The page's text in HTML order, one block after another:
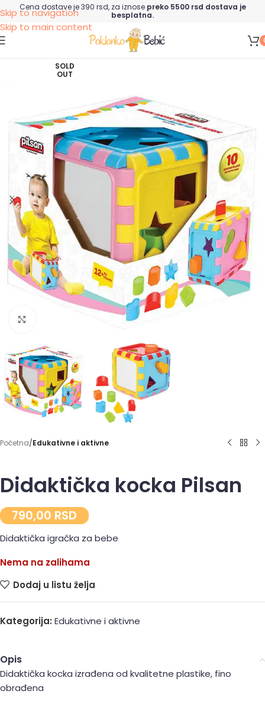
Skip to navigation
Skip to main content
Cena dostave je 390 rsd, za iznose preko 5500 rsd dostava je
besplatna.
SOLD
OUT
Početna Edukativne i aktivne
Didaktička kocka Pilsan
790,00 RSD
Didaktička igračka za bebe
Nema na zalihama
Dodaj u listu želja
Kategorija: Edukativne i aktivne
Opis
Didaktička kocka izrađena od kvalitetne plastike, fino
obrađena